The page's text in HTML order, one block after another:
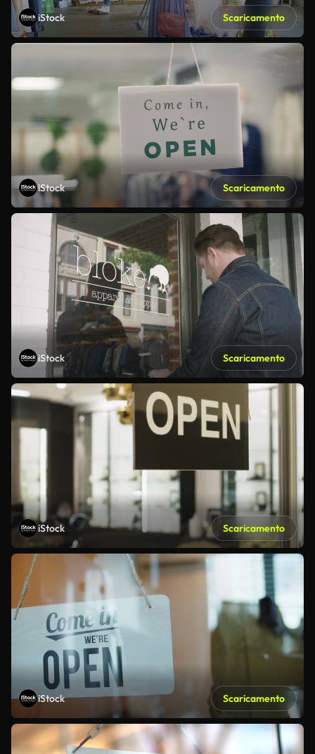
iStock Scaricamento
iStock Scaricamento
iStock Scaricamento
iStock Scaricamento
iStock Scaricamento